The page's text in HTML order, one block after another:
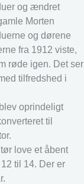
og ændret
Morten
og dørene
fra 1912 viste,
røde igen. Det ser
tilfredshed i
oprindeligt
til
love et åbent
til 14. Der er